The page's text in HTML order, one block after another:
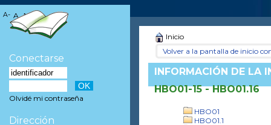
Inicio
Volver a la pantalla de inicio
INFORMACIÓN DE LA
HBO01-15 - HBO01.16
HBO01
HBO01.1
A- A A+
Conectarse
Olvidé mi contraseña
Dirección